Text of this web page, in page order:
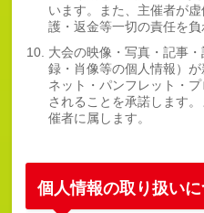
います。また、主催者が
護・返金等一切の責任を負
大会の映像・写真・記事
録・肖像等の個人情報）
ネット・パンフレット・
されることを承諾します
催者に属します。
個人情報の取り扱い